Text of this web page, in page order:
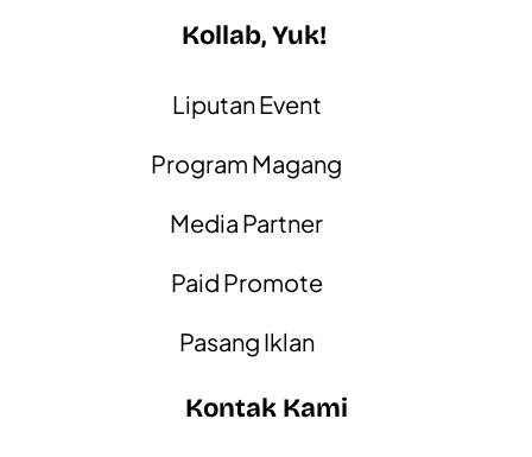
Kollab, Yuk!
Liputan Event
Program Magang
Media Partner
Paid Promote
Pasang Iklan
Kontak Kami